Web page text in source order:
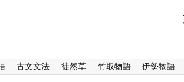
古文文法 徒然草 竹取物語 伊勢物語